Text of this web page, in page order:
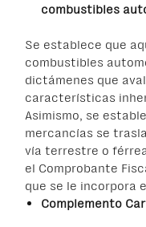
combustibles
Se establece que
combustibles
dictámenes que
características
Asimismo, se
mercancías se
vía terrestre o
el Comprobante
que se le incorpora
Complemento